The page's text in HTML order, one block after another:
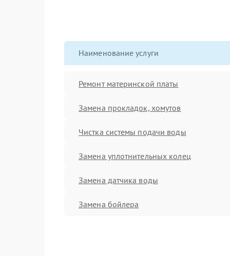
Наименование услуги
Ремонт материнской платы
Замена прокладок, хомутов
Чистка системы подачи воды
Замена уплотнительных колец
Замена датчика воды
Замена бойлера